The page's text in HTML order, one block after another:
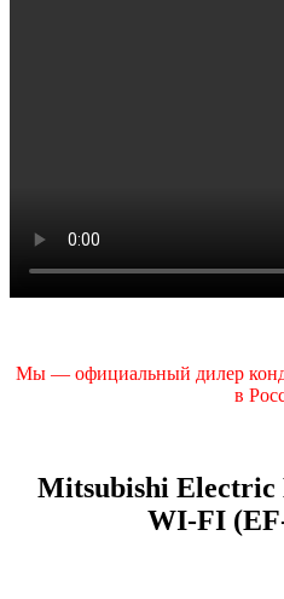
Мы — официальный дилер
в
Mitsubishi
WI-FI